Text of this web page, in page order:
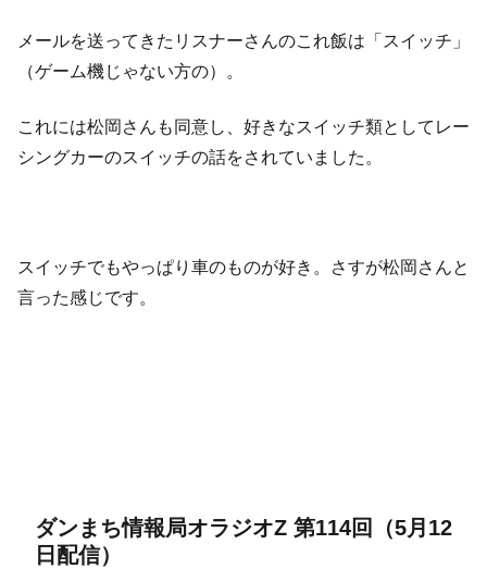
メールを送ってきたリスナーさんのこれ飯は「スイッチ」
（ゲーム機じゃない方の）。
これには松岡さんも同意し、好きなスイッチ類としてレー
シングカーのスイッチの話をされていました。
スイッチでもやっぱり車のものが好き。さすが松岡さんと
言った感じです。
ダンまち情報局オラジオZ 第114回（5月12
日配信）